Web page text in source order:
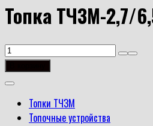
Топка ТЧЗМ-2,7/
Количество
товара
Топки ТЧЗМ
Топочные устройства